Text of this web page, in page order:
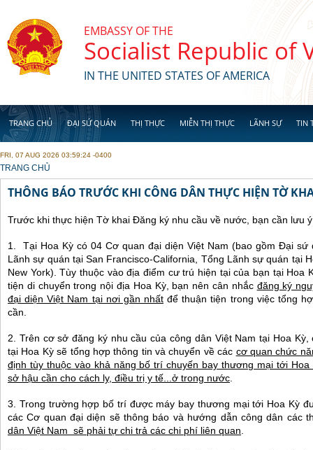
EMBASSY OF THE
Socialist Republic of
IN THE UNITED STATES OF AMERICA
TRANG CHỦ ĐẠI SỨ QUÁN THỊ THỰC MIỄN THỊ THỰC LÃNH SỰ TIN
FRI, 07 AUG 2026 03:59:24 -0400
YOU ARE HERE
TRANG CHỦ
THÔNG BÁO TRƯỚC KHI CÔNG DÂN THỰC HIỆN TỜ
Trước khi thực hiện Tờ khai Đăng ký nhu cầu về nước, bạn cần lưu
1. Tại Hoa Kỳ có 04 Cơ quan đại diện Việt Nam (bao gồm Đại sứ
Lãnh sự quán tại San Francisco-California, Tổng Lãnh sự quán tại
New York). Tùy thuộc vào địa điểm cư trú hiện tại của bạn tại Hoa
tiện di chuyển trong nội địa Hoa Kỳ, bạn nên cân nhắc đăng ký
đại diện Việt Nam tại nơi gần nhấtđể thuận tiện trong việc tổng
cần.
2. Trên cơ sở đăng ký nhu cầu của công dân Việt Nam tại Hoa
tại Hoa Kỳ sẽ tổng hợp thông tin và chuyển về các cơ quan chức
định tùy thuộc vào khả năng bố trí chuyến bay thương mại tới
sở hậu cần cho cách ly, điều trị y tế...ở trong nước
3. Trong trường hợp bố trí được máy bay thương mại tới Hoa Kỳ
các Cơ quan đại diện sẽ thông báo và hướng dẫn công dân các
dân Việt Nam sẽ phải tự chi trả các chi phí liên quan